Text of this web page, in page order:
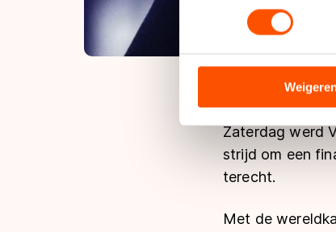
toestemming op elk
analyseren. We delen
analyse. Zij kunnen
hun services. Sommige
adequaat
Meer informatie vindt u
Zaterdag werd
strijd om een
terecht.
Met de